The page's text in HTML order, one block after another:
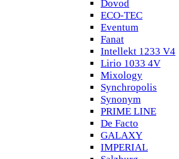
Dovod
ECO-TEC
Eventum
Fanat
Intellekt 1233 V4
Lirio 1033 4V
Mixology
Synchropolis
Synonym
PRIME LINE
De Facto
GALAXY
IMPERIAL